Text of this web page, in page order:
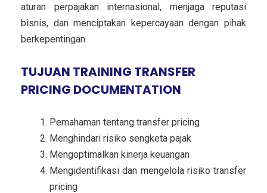
aturan perpajakan internasional, menjaga reputasi
bisnis, dan menciptakan kepercayaan dengan pihak
berkepentingan.
TUJUAN TRAINING TRANSFER
PRICING DOCUMENTATION
Pemahaman tentang transfer pricing
Menghindari risiko sengketa pajak
Mengoptimalkan kinerja keuangan
Mengidentifikasi dan mengelola risiko transfer
pricing